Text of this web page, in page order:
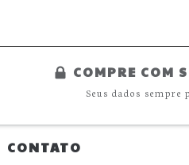
COMPRE COM
Seus dados sempre
CONTATO